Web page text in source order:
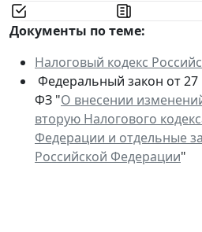
Документы по теме:
Налоговый кодекс
Федеральный закон от
ФЗ "О внесении
вторую Налогового
Федерации и отдельные
Российской Федерации"